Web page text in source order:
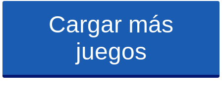
Cargar más
juegos